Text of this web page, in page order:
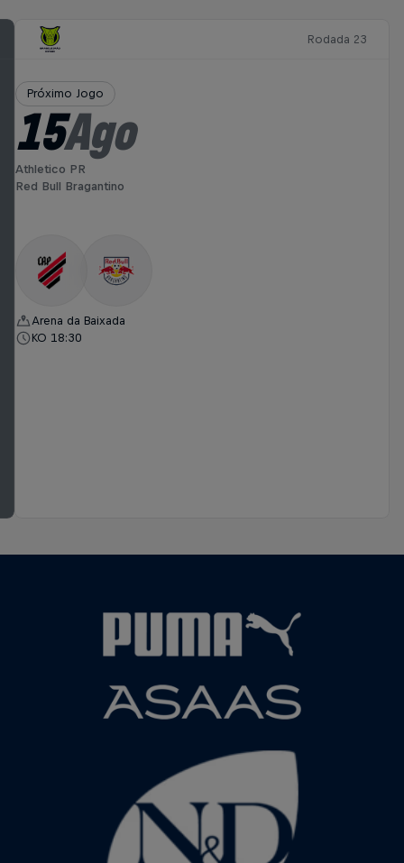
Rodada 23
Próximo Jogo
15Ago
Athletico PR
Red Bull Bragantino
Arena da Baixada
KO 18:30